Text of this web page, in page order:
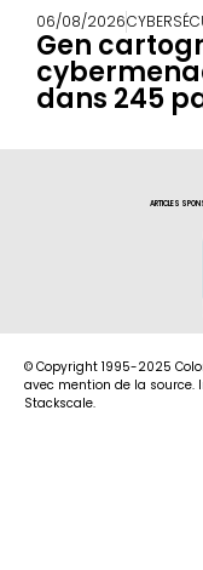
06/08/2026
Gen
dans 245
ARTICLES
© Copyright 1995-2025
avec mention de la source.
Stackscale.